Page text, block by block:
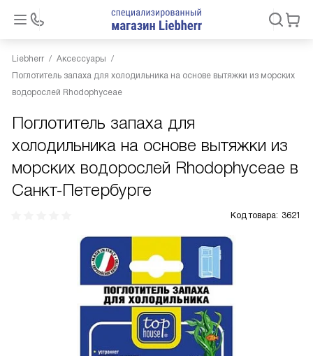
Liebherr
Аксессуары
Поглотитель запаха для холодильника на основе вытяжки из морских
водорослей Rhodophyceae
Поглотитель запаха для
холодильника на основе вытяжки из
морских водорослей Rhodophyceae в
Санкт-Петербурге
Код товара: 3621